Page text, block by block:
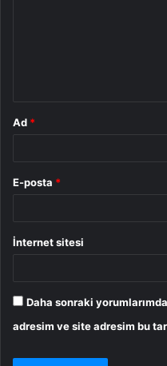
Ad *
E-posta *
İnternet sitesi
Daha sonraki
adresim ve site adresim bu